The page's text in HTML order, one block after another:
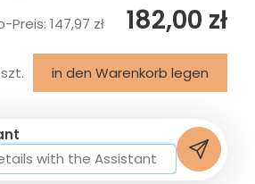
Preis: 147,97 zł 182,00 zł
szt. in den Warenkorb legen